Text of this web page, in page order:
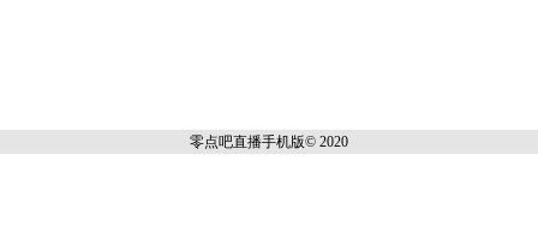
零点吧直播手机版© 2020